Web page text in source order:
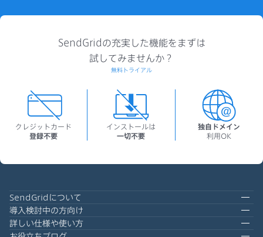
クレジットカード
登録不要
インストールは
一切不要
独自ドメイン
利用OK
SendGridの充実した機能をまずは
試してみませんか？
無料トライアル
SendGridについて
導入検討中の方向け
詳しい仕様や使い方